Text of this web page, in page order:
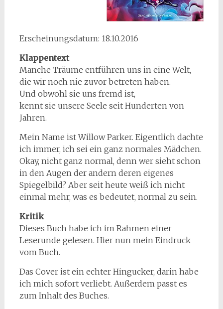
Erscheinungsdatum: 18.10.2016
Klappentext
Manche Träume entführen uns in eine Welt,
die wir noch nie zuvor betreten haben.
Und obwohl sie uns fremd ist,
kennt sie unsere Seele seit Hunderten von
Jahren.
Mein Name ist Willow Parker. Eigentlich dachte
ich immer, ich sei ein ganz normales Mädchen.
Okay, nicht ganz normal, denn wer sieht schon
in den Augen der andern deren eigenes
Spiegelbild? Aber seit heute weiß ich nicht
einmal mehr, was es bedeutet, normal zu sein.
Kritik
Dieses Buch habe ich im Rahmen einer
Leserunde gelesen. Hier nun mein Eindruck
vom Buch.
Das Cover ist ein echter Hingucker, darin habe
ich mich sofort verliebt. Außerdem passt es
zum Inhalt des Buches.